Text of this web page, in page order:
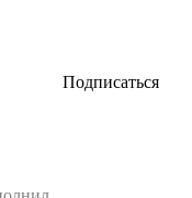
Подписаться